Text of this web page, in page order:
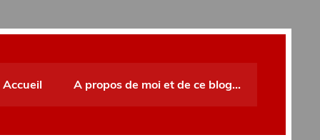
Accueil A propos de moi et de ce blog…